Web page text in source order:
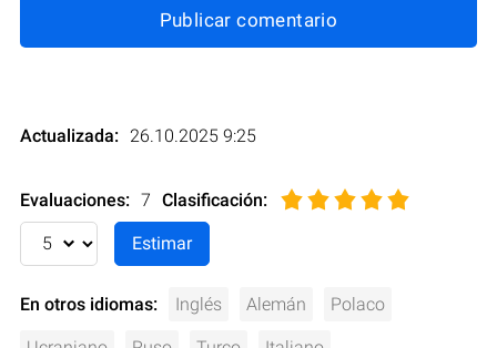
Publicar comentario
Actualizada: 26.10.2025 9:25
Evaluaciones: 7 Clasificación:
En otros idiomas: Inglés Alemán Polaco